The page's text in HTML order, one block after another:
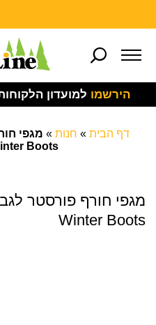
הירשמו למועדון
דף הבית » חנות »
Boots
Winter Boots